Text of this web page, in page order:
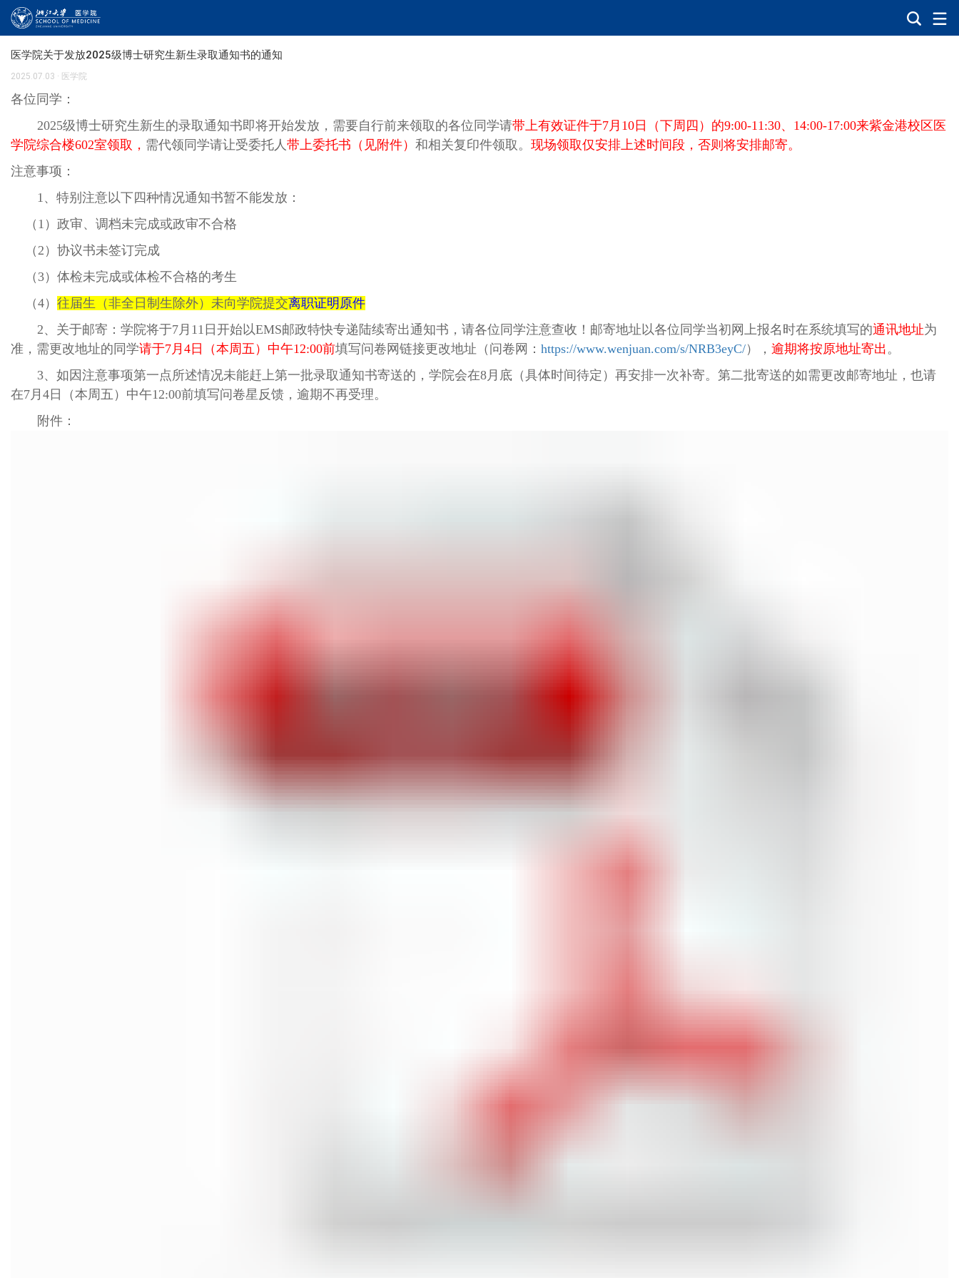
医学院关于发放2025级博士研究生新生录取通知书的通知
2025.07.03 · 医学院
各位同学：
2025级博士研究生新生的录取通知书即将开始发放，需要自行前来领取的各位同学请带上有效证件于7月10日（下周四）的9:00-11:30、14:00-17:00来紫金港校区医
学院综合楼602室领取， 需代领同学请让受委托人 带上委托书（见附件） 和相关复印件领取。 现场领取仅安排上述时间段，否则将安排邮寄。
注意事项：
1、特别注意以下四种情况通知书暂不能发放：
（1）政审、调档未完成或政审不合格
（2）协议书未签订完成
（3）体检未完成或体检不合格的考生
（4） 往届生（非全日制生除外）未向学院提交离职证明原件
2、关于邮寄：学院将于7月11日开始以EMS邮政特快专递陆续寄出通知书，请各位同学注意查收！邮寄地址以各位同学当初网上报名时在系统填写的通讯地址为
准，需更改地址的同学请于7月4日（本周五）中午12:00前填写问卷网链接更改地址（问卷网： https://www.wenjuan.com/s/NRB3eyC/）， 逾期将按原地址寄出 。
3、如因注意事项第一点所述情况未能赶上第一批录取通知书寄送的，学院会在8月底（具体时间待定）再安排一次补寄。第二批寄送的如需更改邮寄地址，也请
在7月4日（本周五）中午12:00前填写问卷星反馈，逾期不再受理。
附件：